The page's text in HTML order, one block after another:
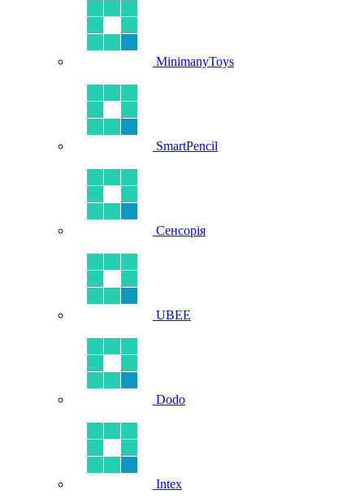
MinimanyToys
SmartPencil
Сенсорія
UBEE
Dodo
Intex